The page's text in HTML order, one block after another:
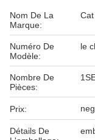
Nom De La
Marque:
Cat
Numéro De
Modèle:
le
Nombre De
Pièces:
Prix:
Détails De